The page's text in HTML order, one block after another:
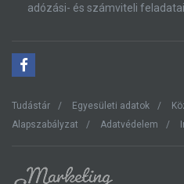
adózási- és számviteli feladatai
Tudástár Egyesületi adatok
Alapszabályzat
Adatvédelem